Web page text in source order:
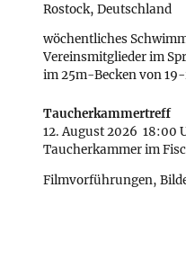
Rostock, Deutschland
wöchentliches
Vereinsmitglieder im
im 25m-Becken von
Taucherkammertreff
12. August 2026 18:00
Taucherkammer im
Filmvorführungen,